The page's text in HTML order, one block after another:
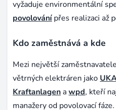
vyžaduje environmentální
povolovánípřes realizaci až
Kdo zaměstnává a kde
Mezi největší
větrných elektráren jako
Kraftanlagen awpd, kteří
manažery od povolovací